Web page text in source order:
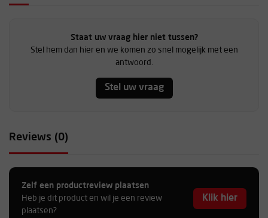
Staat uw vraag hier niet tussen?
Stel hem dan hier en we komen zo snel mogelijk met een
antwoord.
Stel uw vraag
Reviews (0)
Zelf een productreview plaatsen
Heb je dit product en wil je een review
plaatsen?
Klik hier